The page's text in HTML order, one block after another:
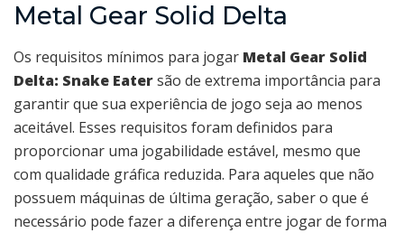
Metal Gear Solid Delta
Os requisitos mínimos para jogar Metal Gear Solid
Delta: Snake Eatersão de extrema importância para
garantir que sua experiência de jogo seja ao menos
aceitável. Esses requisitos foram definidos para
proporcionar uma jogabilidade estável, mesmo que
com qualidade gráfica reduzida. Para aqueles que não
possuem máquinas de última geração, saber o que é
necessário pode fazer a diferença entre jogar de forma